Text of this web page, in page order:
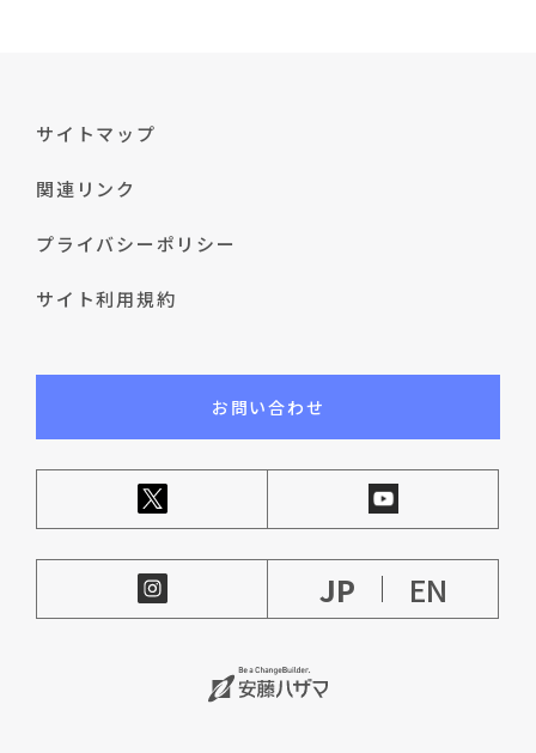
サイトマップ
関連リンク
プライバシーポリシー
サイト利用規約
お問い合わせ
JP EN